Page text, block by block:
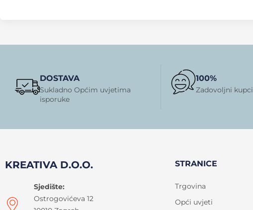
DOSTAVA
Sukladno Općim uvjetima
isporuke
100%
Zadovoljni kupci
KREATIVA D.O.O.
Sjedište:
Ostrogovićeva 12
STRANICE
Trgovina
Opći uvjeti